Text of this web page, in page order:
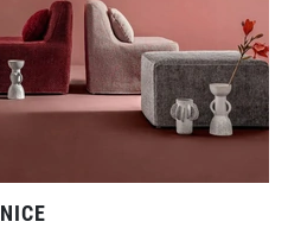
NICE